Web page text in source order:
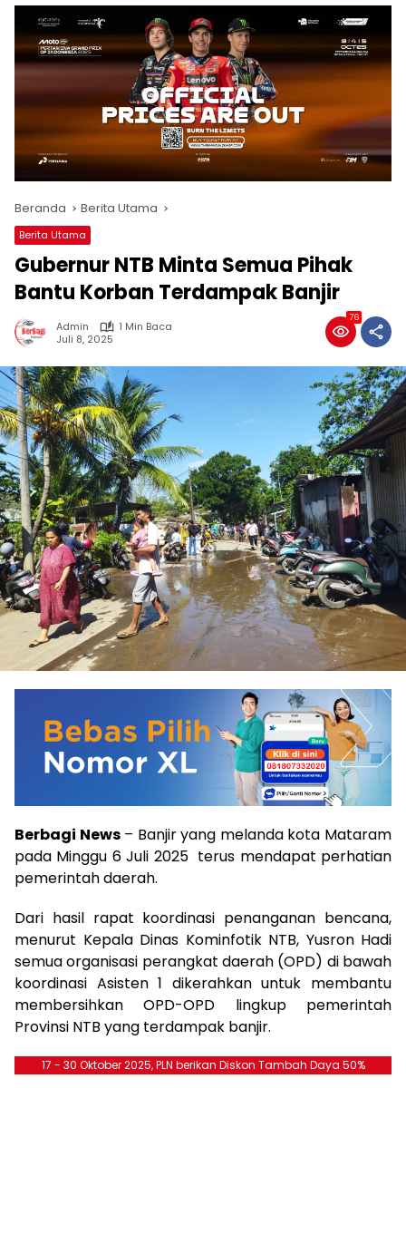
Beranda Berita Utama
Berita Utama
Gubernur NTB Minta Semua Pihak
Bantu Korban Terdampak Banjir
Admin
1 Min Baca
Juli 8, 2025
76
Berbagi News– Banjir yang melanda kota Mataram
pada Minggu 6 Juli 2025 terus mendapat perhatian
pemerintah daerah.
Dari hasil rapat koordinasi penanganan bencana,
menurut Kepala Dinas Kominfotik NTB, Yusron Hadi
semua organisasi perangkat daerah (OPD) di bawah
koordinasi Asisten 1 dikerahkan untuk membantu
membersihkan OPD-OPD lingkup pemerintah
Provinsi NTB yang terdampak banjir.
17 - 30 Oktober 2025, PLN berikan Diskon Tambah Daya 50%